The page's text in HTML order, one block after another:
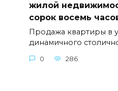
жилой
сорок восемь
Продажа квартиры в
динамичного
0 286